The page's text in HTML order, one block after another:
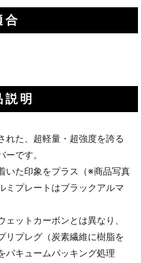
合
説明
れた、超軽量・超強度を誇る
です。
いた印象をプラス（※商品写真
ミプレートはブラックアルマ
ットカーボンとは異なり、
リプレグ（炭素繊維に樹脂を
バキュームパッキング処理